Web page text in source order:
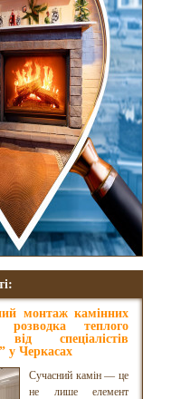
монтаж камінних
теплого
спеціалістів
у Черкасах
Сучасний камін — це
не лише елемент